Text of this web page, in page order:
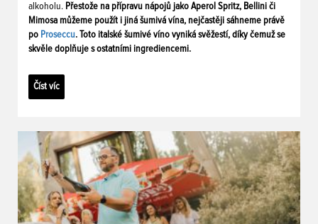
alkoholu. Přestože na přípravu nápojů jako Aperol Spritz, Bellini či
Mimosa můžeme použít i jiná šumivá vína, nejčastěji sáhneme právě
po Proseccu. Toto italské šumivé víno vyniká svěžestí, díky čemuž se
skvěle doplňuje s ostatními ingrediencemi.
Číst víc